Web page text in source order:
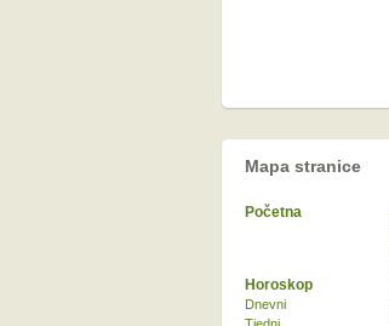
Mapa stranice
Početna
Horoskop
Dnevni